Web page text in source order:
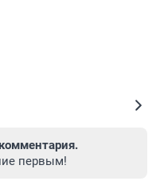
первым!